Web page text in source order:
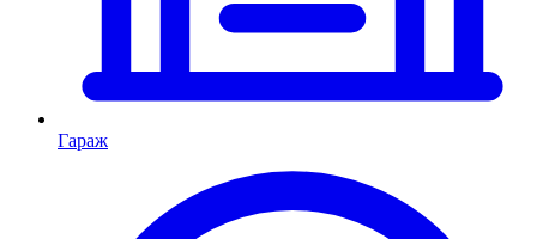
Гараж